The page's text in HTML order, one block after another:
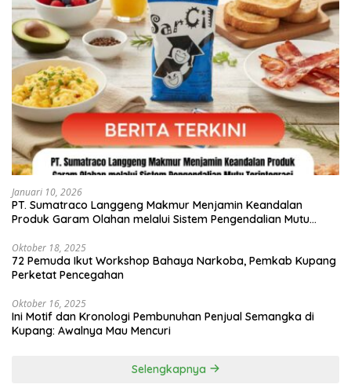
Januari 10, 2026
PT. Sumatraco Langgeng Makmur Menjamin Keandalan
Produk Garam Olahan melalui Sistem Pengendalian Mutu
Oktober 18, 2025
72 Pemuda Ikut Workshop Bahaya Narkoba, Pemkab Kupang
Perketat Pencegahan
Oktober 16, 2025
Ini Motif dan Kronologi Pembunuhan Penjual Semangka di
Kupang: Awalnya Mau Mencuri
Selengkapnya